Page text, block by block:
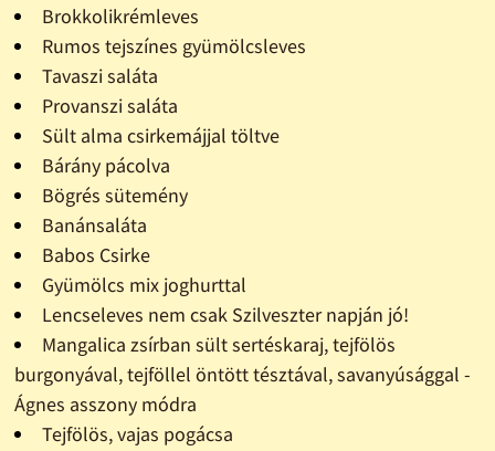
Brokkolikrémleves
Rumos tejszínes gyümölcsleves
Tavaszi saláta
Provanszi saláta
Sült alma csirkemájjal töltve
Bárány pácolva
Bögrés sütemény
Banánsaláta
Babos Csirke
Gyümölcs mix joghurttal
Lencseleves nem csak Szilveszter napján jó!
Mangalica zsírban sült sertéskaraj, tejfölös
burgonyával, tejföllel öntött tésztával, savanyúsággal -
Ágnes asszony módra
Tejfölös, vajas pogácsa